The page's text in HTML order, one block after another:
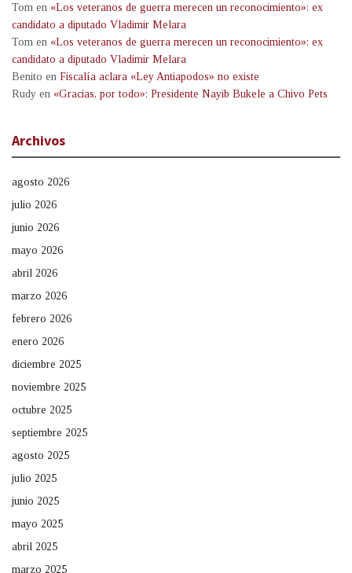
Tom en «Los veteranos de guerra merecen un reconocimiento»: ex
candidato a diputado Vladimir Melara
Tom en «Los veteranos de guerra merecen un reconocimiento»: ex
candidato a diputado Vladimir Melara
Benito en Fiscalía aclara «Ley Antiapodos» no existe
Rudy en «Gracias, por todo»: Presidente Nayib Bukele a Chivo Pets
Archivos
agosto 2026
julio 2026
junio 2026
mayo 2026
abril 2026
marzo 2026
febrero 2026
enero 2026
diciembre 2025
noviembre 2025
octubre 2025
septiembre 2025
agosto 2025
julio 2025
junio 2025
mayo 2025
abril 2025
marzo 2025